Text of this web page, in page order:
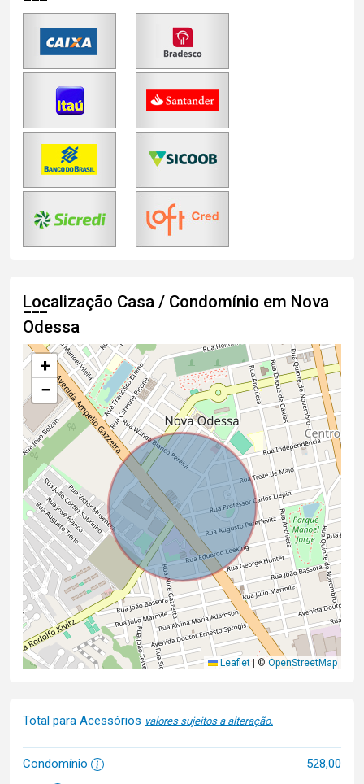
Localização Casa / Condomínio em Nova
Odessa
+
−
Leaflet | © OpenStreetMap
Total para Acessórios valores sujeitos a alteração.
Condomínio
528,00